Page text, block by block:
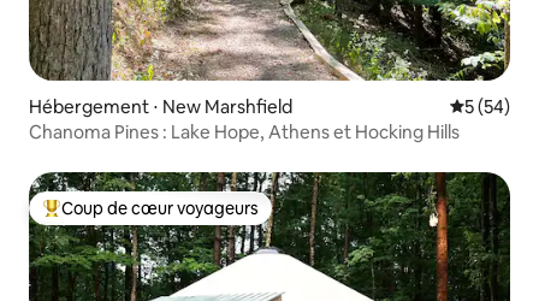
Hébergement ⋅ New Marshfield
5 (54)
Chanoma Pines : Lake Hope, Athens et Hocking Hills
Coups de cœur voyageurs les plus appréciés
Coup de cœur voyageurs